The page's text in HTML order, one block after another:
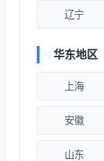
辽宁
华东地区
上海
安徽
山东